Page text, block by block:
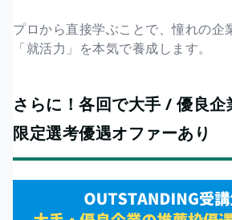
プロから直接学ぶことで、憧れの企
「就活力」を本気で養成します。
さらに！各回で大手 / 優良
限定選考優遇オファーあり